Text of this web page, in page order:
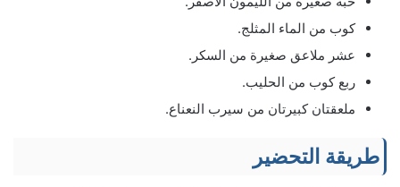
كوب من الماء المثلج.
عشر ملاعق صغيرة من السكر.
ربع كوب من الحليب.
ملعقتان كبيرتان من سيرب النعناع.
طريقة التحضير